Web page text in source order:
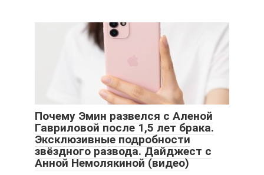
Почему Эмин развелся с Аленой
Гавриловой после 1,5 лет брака.
Эксклюзивные подробности
звёздного развода. Дайджест с
Анной Немолякиной (видео)